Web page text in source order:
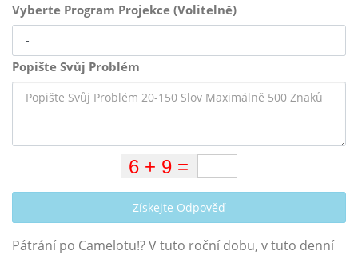
Vyberte Program Projekce (Volitelně)
Popište Svůj Problém
Získejte Odpověď
Pátrání po Camelotu!? V tuto roční dobu, v tuto denní